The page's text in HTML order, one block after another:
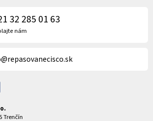
32 285 01 63
nám
Trenčín